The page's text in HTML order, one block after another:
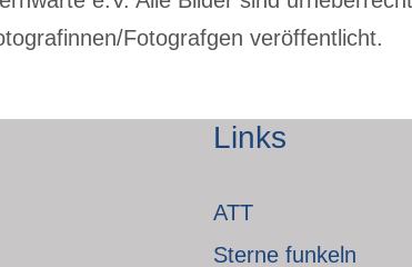
Fotografgen veröffentlicht.
Links
ATT
Sterne funkeln